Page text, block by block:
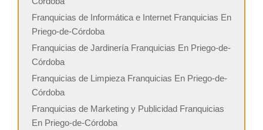
Franquicias de Informática e Internet Franquicias En
Priego-de-Córdoba
Franquicias de Jardinería Franquicias En Priego-de-
Córdoba
Franquicias de Limpieza Franquicias En Priego-de-
Córdoba
Franquicias de Marketing y Publicidad Franquicias
En Priego-de-Córdoba